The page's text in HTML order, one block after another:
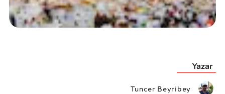
Yazar
Tuncer Beyribey